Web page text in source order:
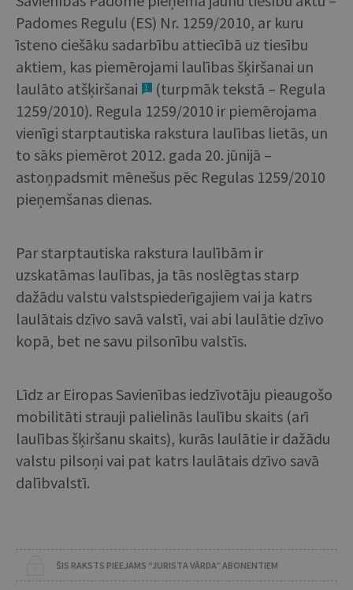
Padomes Regulu (ES) Nr. 1259/2010, ar kuru
īsteno ciešāku sadarbību attiecībā uz tiesību
aktiem, kas piemērojami laulības šķiršanai un
laulāto atšķiršanai
1
(turpmāk tekstā – Regula
1259/2010). Regula 1259/2010 ir piemērojama
vienīgi starptautiska rakstura laulības lietās, un
to sāks piemērot 2012. gada 20. jūnijā –
astoņpadsmit mēnešus pēc Regulas 1259/2010
pieņemšanas dienas.
Par starptautiska rakstura laulībām ir
uzskatāmas laulības, ja tās noslēgtas starp
dažādu valstu valstspiederīgajiem vai ja katrs
laulātais dzīvo savā valstī, vai abi laulātie dzīvo
kopā, bet ne savu pilsonību valstīs.
Līdz ar Eiropas Savienības iedzīvotāju pieaugošo
mobilitāti strauji palielinās laulību skaits (arī
laulības šķiršanu skaits), kurās laulātie ir dažādu
valstu pilsoņi vai pat katrs laulātais dzīvo savā
dalībvalstī.
ŠIS RAKSTS PIEEJAMS “JURISTA VĀRDA” ABONENTIEM